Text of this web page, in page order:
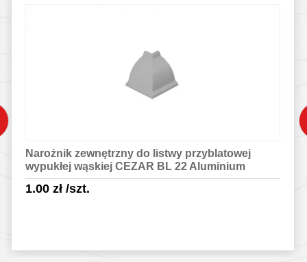
Narożnik zewnętrzny do listwy przyblatowej
wypukłej wąskiej CEZAR BL 22 Aluminium
1.00 zł/szt.